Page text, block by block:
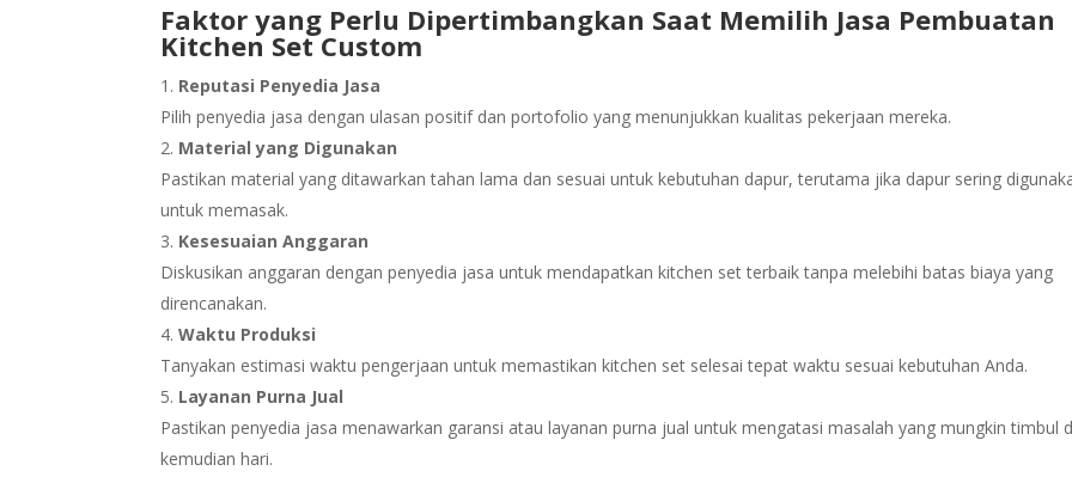
Faktor yang Perlu Dipertimbangkan Saat Memilih Jasa Pembuatan
Kitchen Set Custom
Reputasi Penyedia Jasa
Pilih penyedia jasa dengan ulasan positif dan portofolio yang menunjukkan kualitas pekerjaan mereka.
Material yang Digunakan
Pastikan material yang ditawarkan tahan lama dan sesuai untuk kebutuhan dapur, terutama jika dapur sering
untuk memasak.
Kesesuaian Anggaran
Diskusikan anggaran dengan penyedia jasa untuk mendapatkan kitchen set terbaik tanpa melebihi batas biaya yang
direncanakan.
Waktu Produksi
Tanyakan estimasi waktu pengerjaan untuk memastikan kitchen set selesai tepat waktu sesuai kebutuhan Anda.
Layanan Purna Jual
Pastikan penyedia jasa menawarkan garansi atau layanan purna jual untuk mengatasi masalah yang mungkin timbul
kemudian hari.